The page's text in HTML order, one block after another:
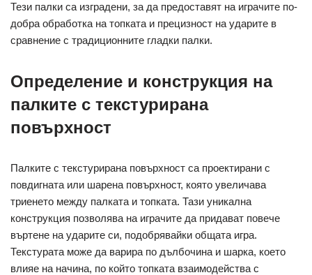
Тези палки са изградени, за да предоставят на играчите по-
добра обработка на топката и прецизност на ударите в
сравнение с традиционните гладки палки.
Определение и конструкция на
палките с текстурирана
повърхност
Палките с текстурирана повърхност са проектирани с
повдигната или шарена повърхност, която увеличава
триенето между палката и топката. Тази уникална
конструкция позволява на играчите да придават повече
въртене на ударите си, подобрявайки общата игра.
Текстурата може да варира по дълбочина и шарка, което
влияе на начина, по който топката взаимодейства с